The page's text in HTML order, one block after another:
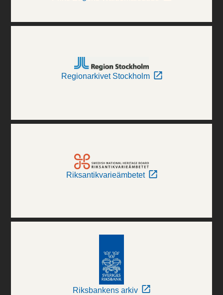
Regionarkivet Stockholm
Riksantikvarieämbetet
Riksbankens arkiv